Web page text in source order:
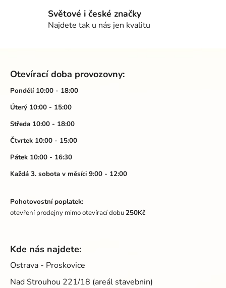
y
v
s
Světové i české značky
Najdete tak u nás jen kvalitu
Otevírací doba provozovny:
Pondělí 10:00 - 18:00
Úterý 10:00 - 15:00
Středa 10:00 - 18:00
Čtvrtek 10:00 - 15:00
Pátek 10:00 - 16:30
Každá 3. sobota v měsíci 9:00 - 12:00
Pohotovostní poplatek:
otevření prodejny mimo otevírací dobu250Kč
Kde nás najdete:
Ostrava - Proskovice
Nad Strouhou 221/18 (areál stavebnin)